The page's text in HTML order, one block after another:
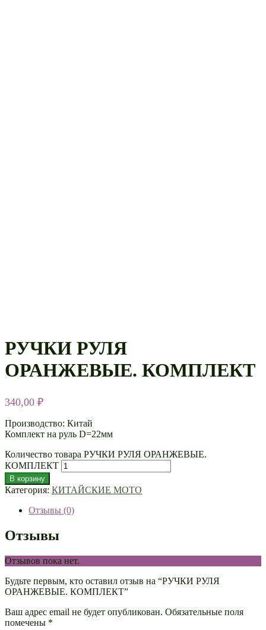
РУЧКИ РУЛЯ
ОРАНЖЕВЫЕ. КОМПЛЕКТ
340,00 ₽
Производство: Китай
Комплект на руль D=22мм
Количество товара РУЧКИ РУЛЯ ОРАНЖЕВЫЕ.
КОМПЛЕКТ
В корзину
Категория: КИТАЙСКИЕ МОТО
Отзывы (0)
Отзывы
Отзывов пока нет.
Будьте первым, кто оставил отзыв на “РУЧКИ РУЛЯ
ОРАНЖЕВЫЕ. КОМПЛЕКТ”
Ваш адрес email не будет опубликован. Обязательные поля
помечены *